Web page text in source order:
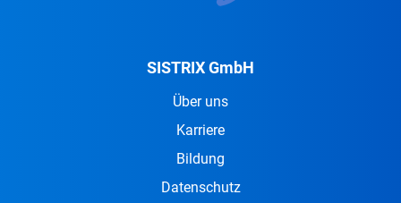
SISTRIX GmbH
Über uns
Karriere
Bildung
Datenschutz